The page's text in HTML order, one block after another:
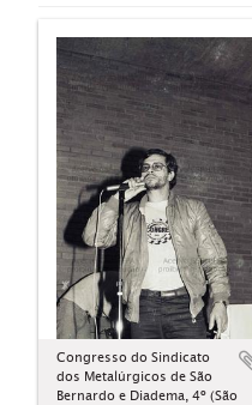
Congresso do Sindicato
dos Metalúrgicos de São
Bernardo e Diadema, 4º (São